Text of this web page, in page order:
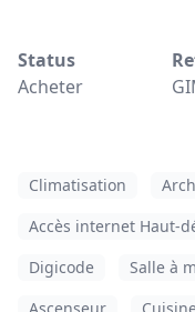
Status
Acheter
Climatisation
Accès internet Haut-
Digicode
Salle à
Ascenseur